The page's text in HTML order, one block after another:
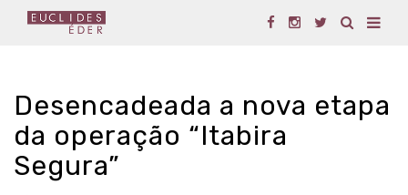
Desencadeada a nova etapa
da operação “Itabira
Segura”